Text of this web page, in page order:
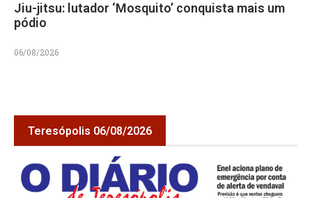
Jiu-jitsu: lutador ‘Mosquito’ conquista mais um
pódio
06/08/2026
Teresópolis 06/08/2026